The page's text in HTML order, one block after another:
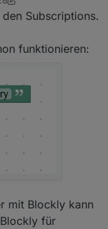
Regex in den
(s.
Subscriptions.
funktionieren:
mit Blockly kann
für